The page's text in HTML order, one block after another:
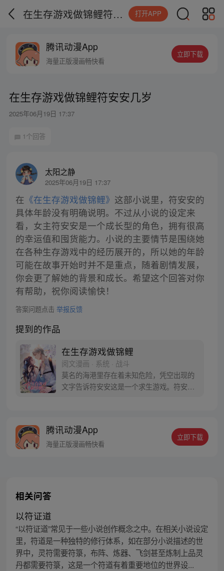
在生存游戏做锦鲤符安安几岁 打开APP
腾讯动漫App
海量正版漫画畅快看
立即下载
在生存游戏做锦鲤符安安几岁
2025年06月19日 17:37
1个回答
太阳之静
2025年06月19日 17:37
在 《在生存游戏做锦鲤》 这部小说里，符安安的
具体年龄没有明确说明。不过从小说的设定来
看，女主符安安是一个成长型的角色，拥有很高
的幸运值和囤货能力。小说的主要情节是围绕她
在各种生存游戏中的经历展开的，所以她的年龄
可能在故事开始时并不是重点，随着剧情发展，
你会更了解她的背景和成长。希望这个回答对你
有帮助，祝你阅读愉快！
答案问题点击 举报反馈
提到的作品
在生存游戏做锦鲤
阅文漫画 · 系统 · 战斗
莫名的海港里存在着未知危险，凭空出现的
文字告诉符安安这是一个求生游戏。符安安
水……符安安究竟应该如何在各种天灾人
祸、资源紧缺的环境中活下来？
腾讯动漫App
海量正版漫画畅快看
立即下载
相关问答
以符证道
“以符证道”常见于一些小说创作概念之中。在相关小说设定
里，符道是一种独特的修行体系，如在部分小说描述的世
界中，灵符需要符箓，布阵、炼器、飞剑甚至炼制上品灵
丹都需要符箓，这是一个符道有着重要地位的世界设...